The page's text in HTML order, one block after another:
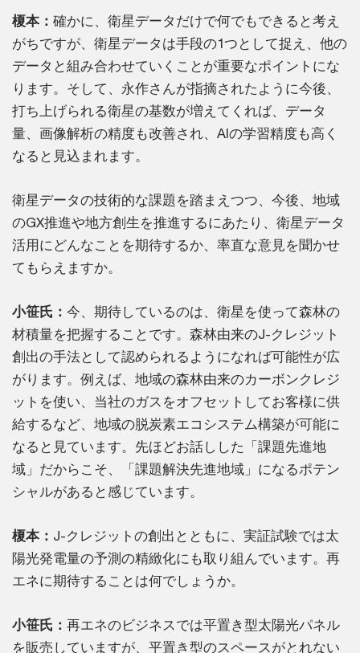
榎本： 確かに、衛星データだけで何でもできると考え
がちですが、衛星データは手段の1つとして捉え、他の
データと組み合わせていくことが重要なポイントにな
ります。そして、永作さんが指摘されたように今後、
打ち上げられる衛星の基数が増えてくれば、データ
量、画像解析の精度も改善され、AIの学習精度も高く
なると見込まれます。
衛星データの技術的な課題を踏まえつつ、今後、地域
のGX推進や地方創生を推進するにあたり、衛星データ
活用にどんなことを期待するか、率直な意見を聞かせ
てもらえますか。
小笹氏： 今、期待しているのは、衛星を使って森林の
材積量を把握することです。森林由来のJ-クレジット
創出の手法として認められるようになれば可能性が広
がります。例えば、地域の森林由来のカーボンクレジ
ットを使い、当社のガスをオフセットしてお客様に供
給するなど、地域の脱炭素エコシステム構築が可能に
なると見ています。先ほどお話しした「課題先進地
域」だからこそ、「課題解決先進地域」になるポテン
シャルがあると感じています。
榎本： J-クレジットの創出とともに、実証試験では太
陽光発電量の予測の精緻化にも取り組んでいます。再
エネに期待することは何でしょうか。
小笹氏： 再エネのビジネスでは平置き型太陽光パネル
を販売していますが、平置き型のスペースがとれない